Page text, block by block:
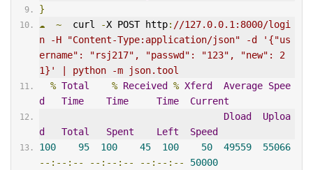
}
☁
~
  curl
-X POST http: //127.0.0.1:8000/logi
n -H "Content-Type:application/json" -d '{"us
ername": "rsj217", "passwd": "123", "new": 2
1}' | python -m json.tool
% Total % Received % Xferd Average Spee
d
Time Time Time
Current
Dload
Uploa
d
Total Spent Left
Speed
100
95 100 45 100 50 49559
55066
--:--:--
--:--:-- --:--:--
50000